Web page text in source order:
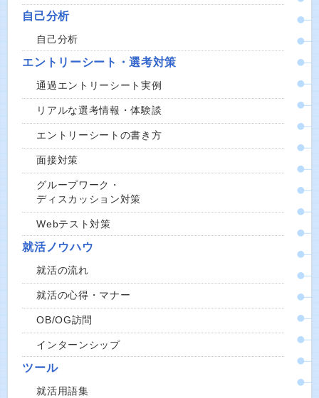
自己分析
自己分析
エントリーシート・選考対策
通過エントリーシート実例
リアルな選考情報・体験談
エントリーシートの書き方
面接対策
グループワーク・
ディスカッション対策
Webテスト対策
就活ノウハウ
就活の流れ
就活の心得・マナー
OB/OG訪問
インターンシップ
ツール
就活用語集